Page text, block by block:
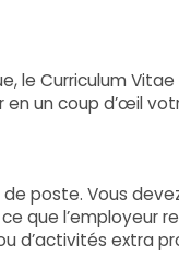
le Curriculum
un coup d’œil
poste. Vous
que l’employeur
d’activités extra